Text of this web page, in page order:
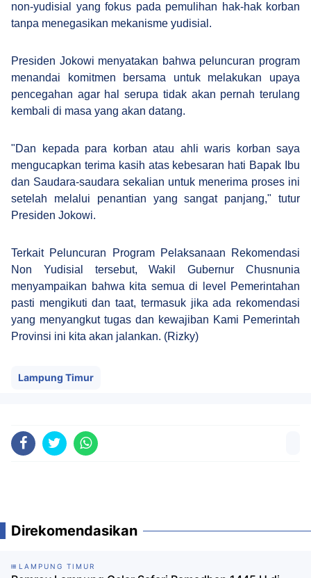
non-yudisial yang fokus pada pemulihan hak-hak korban
tanpa menegasikan mekanisme yudisial.
Presiden Jokowi menyatakan bahwa peluncuran program
menandai komitmen bersama untuk melakukan upaya
pencegahan agar hal serupa tidak akan pernah terulang
kembali di masa yang akan datang.
"Dan kepada para korban atau ahli waris korban saya
mengucapkan terima kasih atas kebesaran hati Bapak Ibu
dan Saudara-saudara sekalian untuk menerima proses ini
setelah melalui penantian yang sangat panjang," tutur
Presiden Jokowi.
Terkait Peluncuran Program Pelaksanaan Rekomendasi
Non Yudisial tersebut, Wakil Gubernur Chusnunia
menyampaikan bahwa kita semua di level Pemerintahan
pasti mengikuti dan taat, termasuk jika ada rekomendasi
yang menyangkut tugas dan kewajiban Kami Pemerintah
Provinsi ini kita akan jalankan. (Rizky)
Lampung Timur
Direkomendasikan
LAMPUNG TIMUR